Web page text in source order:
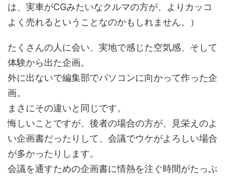
は、実車がCGみたいなクルマの方が、よりカッコ
よく売れるということなのかもしれません。）
たくさんの人に会い、実地で感じた空気感、そして
体験から出た企画。
外に出ないで編集部でパソコンに向かって作った企
画。
まさにその違いと同じです。
悔しいことですが、後者の場合の方が、見栄えのよ
い企画書だったりして、会議でウケがよろしい場合
が多かったりします。
会議を通すための企画書に情熱を注ぐ時間がたっぷ